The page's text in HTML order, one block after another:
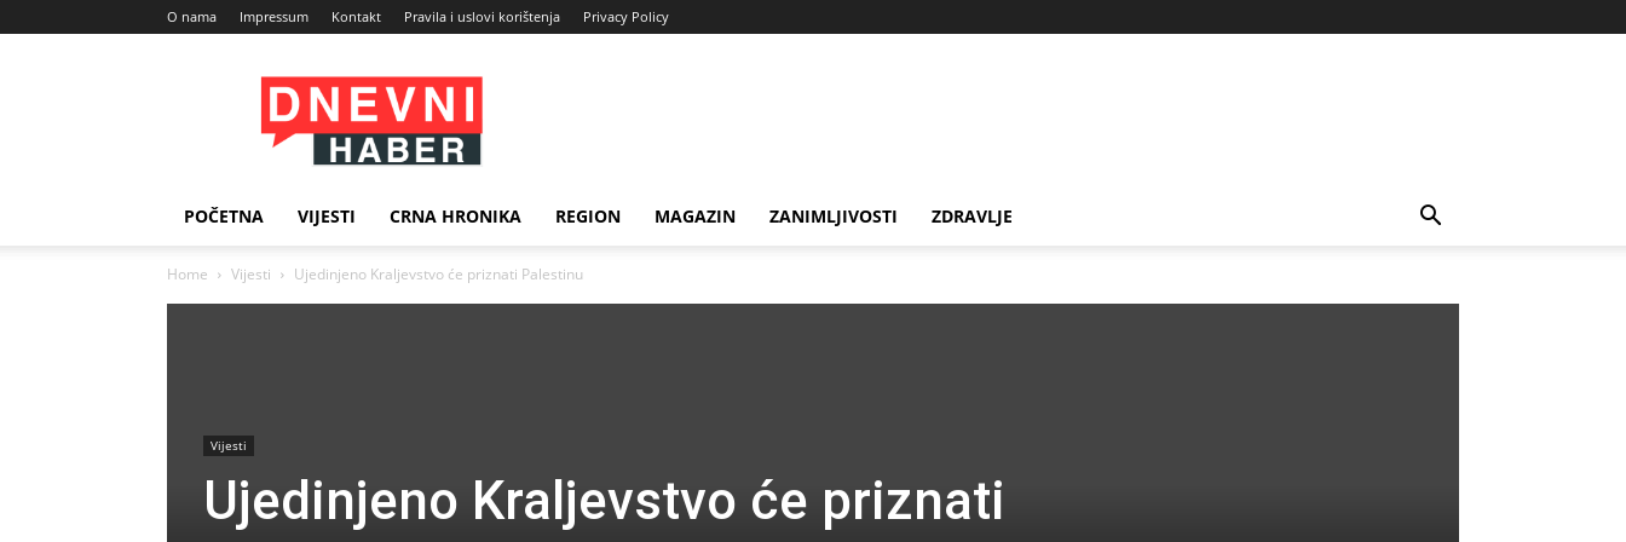
O nama Impressum Kontakt Pravila i uslovi korištenja Privacy Policy
Dnevni
Haber
POČETNA VIJESTI CRNA HRONIKA REGION MAGAZIN ZANIMLJIVOSTI ZDRAVLJE
Home Vijesti Ujedinjeno Kraljevstvo će priznati Palestinu
Vijesti
Ujedinjeno Kraljevstvo će priznati